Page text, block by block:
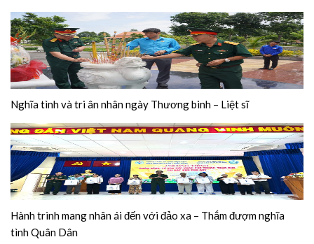
Nghĩa tình và tri ân nhân ngày Thương binh – Liệt sĩ
Hành trình mang nhân ái đến với đảo xa – Thắm đượm nghĩa
tình Quân Dân